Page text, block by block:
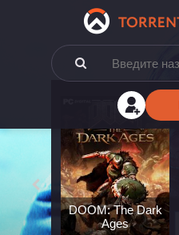
The
DOOM: The Dark
Ages